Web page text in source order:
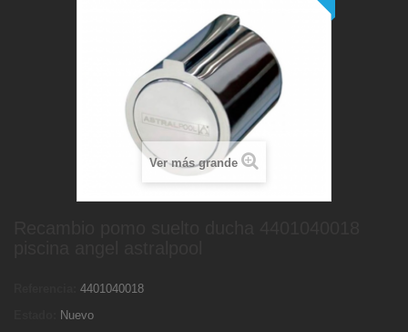
Ver más grande
4401040018
Nuevo